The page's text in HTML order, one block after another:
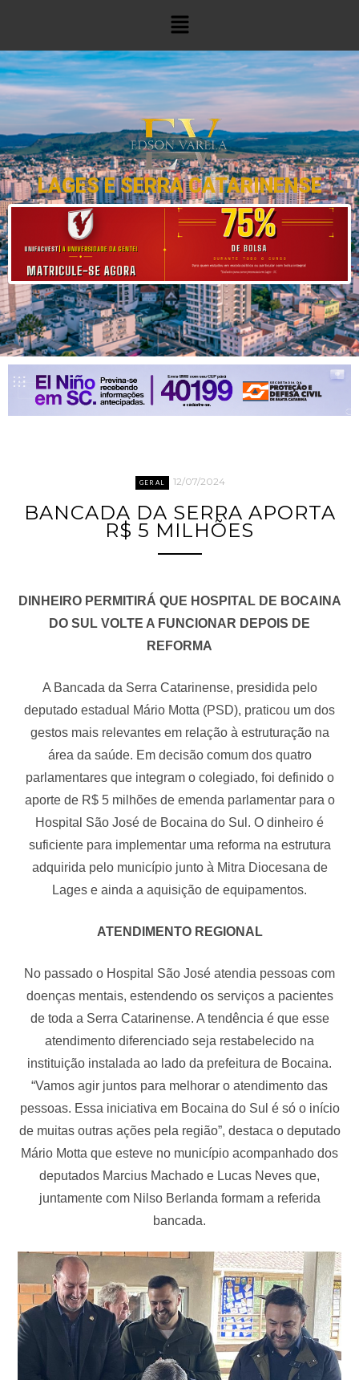
LAGES E SERRA CATARINENSE
GERAL 12/07/2024
BANCADA DA SERRA APORTA
R$ 5 MILHÕES
DINHEIRO PERMITIRÁ QUE HOSPITAL DE BOCAINA
DO SUL VOLTE A FUNCIONAR DEPOIS DE
REFORMA
A Bancada da Serra Catarinense, presidida pelo
deputado estadual Mário Motta (PSD), praticou um dos
gestos mais relevantes em relação à estruturação na
área da saúde. Em decisão comum dos quatro
parlamentares que integram o colegiado, foi definido o
aporte de R$ 5 milhões de emenda parlamentar para o
Hospital São José de Bocaina do Sul. O dinheiro é
suficiente para implementar uma reforma na estrutura
adquirida pelo município junto à Mitra Diocesana de
Lages e ainda a aquisição de equipamentos.
ATENDIMENTO REGIONAL
No passado o Hospital São José atendia pessoas com
doenças mentais, estendendo os serviços a pacientes
de toda a Serra Catarinense. A tendência é que esse
atendimento diferenciado seja restabelecido na
instituição instalada ao lado da prefeitura de Bocaina.
“Vamos agir juntos para melhorar o atendimento das
pessoas. Essa iniciativa em Bocaina do Sul é só o início
de muitas outras ações pela região”, destaca o deputado
Mário Motta que esteve no município acompanhado dos
deputados Marcius Machado e Lucas Neves que,
juntamente com Nilso Berlanda formam a referida
bancada.